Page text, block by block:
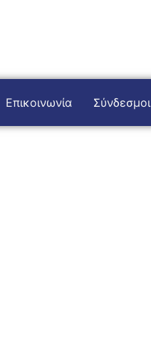
Επικοινωνία Σύνδεσμοι